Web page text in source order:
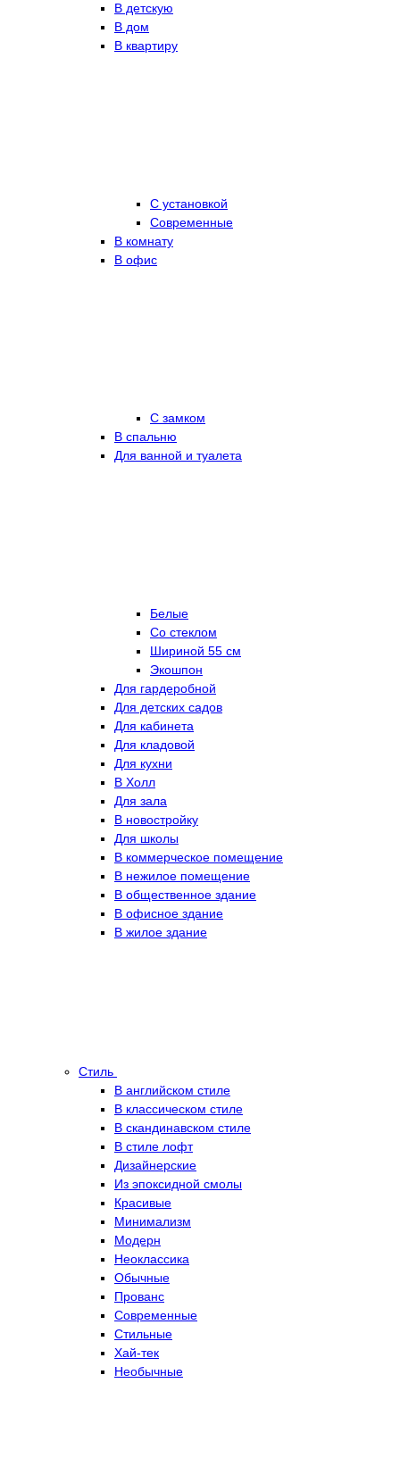
В детскую
В дом
В квартиру
С установкой
Современные
В комнату
В офис
С замком
В спальню
Для ванной и туалета
Белые
Со стеклом
Шириной 55 см
Экошпон
Для гардеробной
Для детских садов
Для кабинета
Для кладовой
Для кухни
В Холл
Для зала
В новостройку
Для школы
В коммерческое помещение
В нежилое помещение
В общественное здание
В офисное здание
В жилое здание
Стиль
В английском стиле
В классическом стиле
В скандинавском стиле
В стиле лофт
Дизайнерские
Из эпоксидной смолы
Красивые
Минимализм
Модерн
Неоклассика
Обычные
Прованс
Современные
Стильные
Хай-тек
Необычные